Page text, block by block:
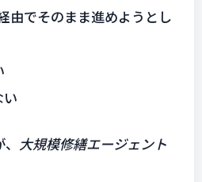
由でそのまま進めようとし
大規模修繕エージェント